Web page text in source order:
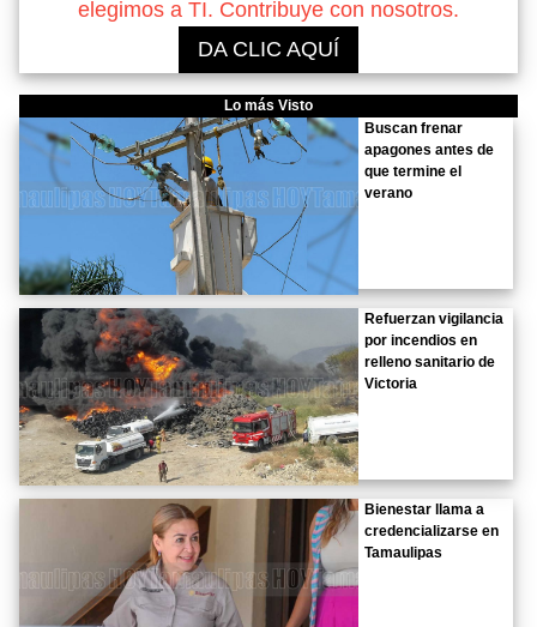
elegimos a TI. Contribuye con nosotros.
DA CLIC AQUÍ
Lo más Visto
Buscan frenar
apagones antes de
que termine el
verano
Refuerzan vigilancia
por incendios en
relleno sanitario de
Victoria
Bienestar llama a
credencializarse en
Tamaulipas